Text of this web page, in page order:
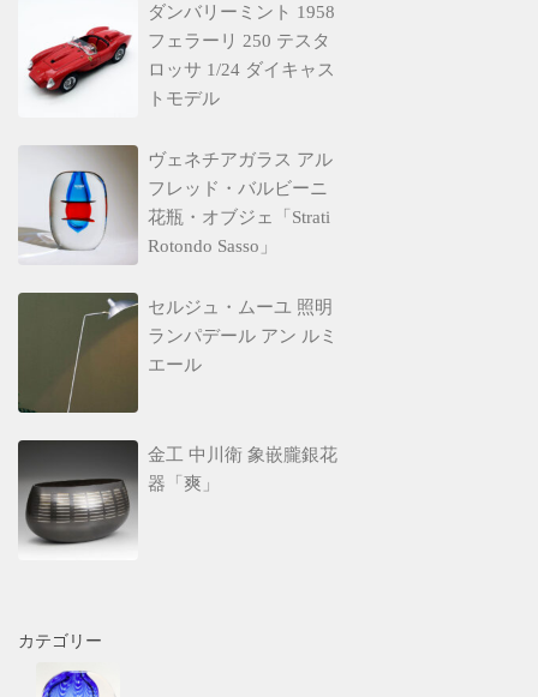
ダンバリーミント 1958
フェラーリ 250 テスタ
ロッサ 1/24 ダイキャス
トモデル
ヴェネチアガラス アル
フレッド・バルビーニ
花瓶・オブジェ「Strati
Rotondo Sasso」
セルジュ・ムーユ 照明
ランパデール アン ルミ
エール
金工 中川衛 象嵌朧銀花
器「爽」
カテゴリー